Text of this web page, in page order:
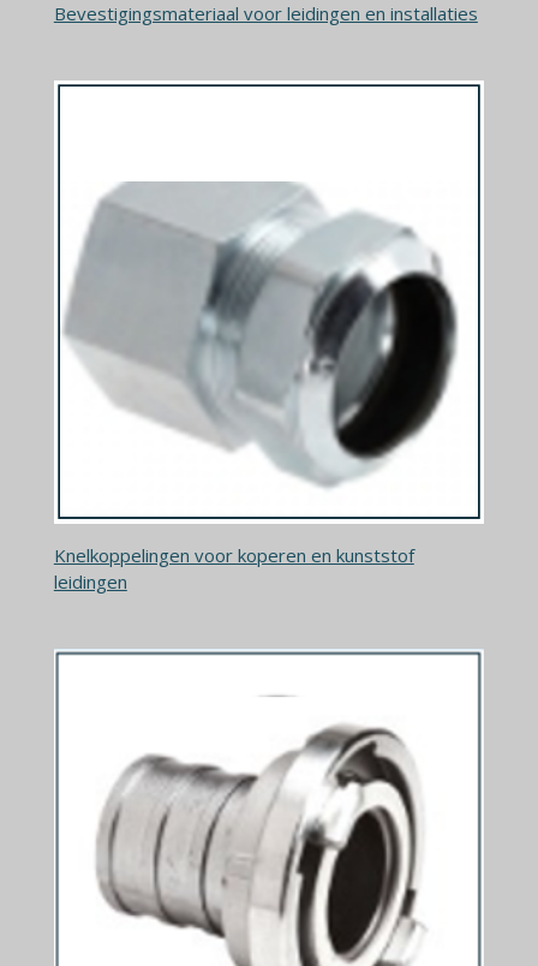
Bevestigingsmateriaal voor leidingen en installaties
Knelkoppelingen voor koperen en kunststof
leidingen